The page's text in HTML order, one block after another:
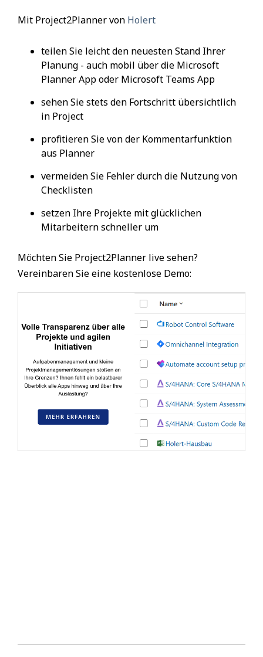
Mit Project2Planner von Holert
teilen Sie leicht den neuesten Stand Ihrer
Planung - auch mobil über die Microsoft
Planner App oder Microsoft Teams App
sehen Sie stets den Fortschritt übersichtlich
in Project
profitieren Sie von der Kommentarfunktion
aus Planner
vermeiden Sie Fehler durch die Nutzung von
Checklisten
setzen Ihre Projekte mit glücklichen
Mitarbeitern schneller um
Möchten Sie Project2Planner live sehen?
Vereinbaren Sie eine kostenlose Demo: